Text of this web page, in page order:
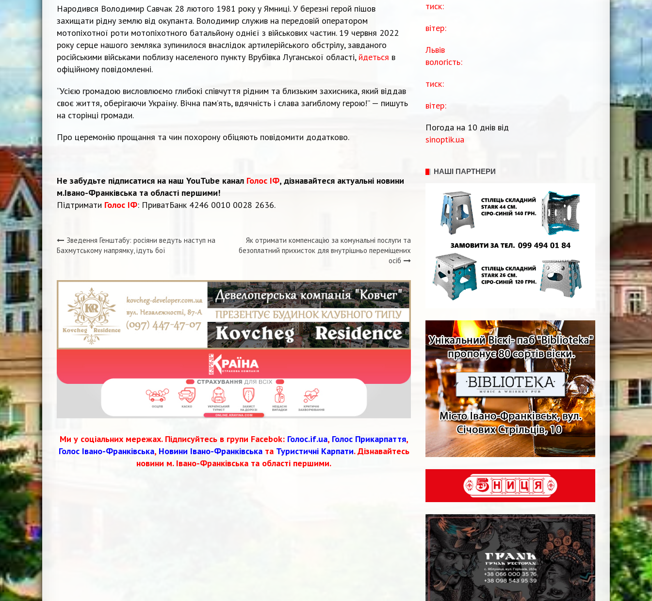
Народився Володимир Савчак 28 лютого 1981 року у Ямниці. У березні герой пішов
захищати рідну землю від окупанта. Володимир служив на передовій оператором
мотопіхотної роти мотопіхотного батальйону однієї з військових частин. 19 червня 2022
року серце нашого земляка зупинилося внаслідок артилерійського обстрілу, завданого
російськими військами поблизу населеного пункту Врубівка Луганської області, йдеться в
офіційному повідомленні.
“Усією громадою висловлюємо глибокі співчуття рідним та близьким захисника, який віддав
своє життя, оберігаючи Україну. Вічна пам’ять, вдячність і слава загиблому герою!” — пишуть
на сторінці громади.
Про церемонію прощання та чин похорону обіцяють повідомити додатково.
Не забудьте підписатися на наш YouTube канал Голос ІФ, дізнавайтеся актуальні новини
м.Івано-Франківська та області першими!
Підтримати Голос ІФ: ПриватБанк 4246 0010 0028 2636.
Навігація
Зведення Генштабу: росіяни ведуть наступ на
Бахмутському напрямку, ідуть бої
Як отримати компенсацію за комунальні послуги та
безоплатний прихисток для внутрішньо переміщених
осіб
Ми у соціальних мережах. Підписуйтесь в групи Facebok: Голос.if.ua, Голос Прикарпаття,
Голос Івано-Франківська, Новини Івано-Франківськата Туристичні Карпати. Дізнавайтесь
новини м. Івано-Франківська та області першими.
тиск:
вітер:
Львів
вологість:
тиск:
вітер:
Погода на 10 днів від
sinoptik.ua
НАШІ ПАРТНЕРИ